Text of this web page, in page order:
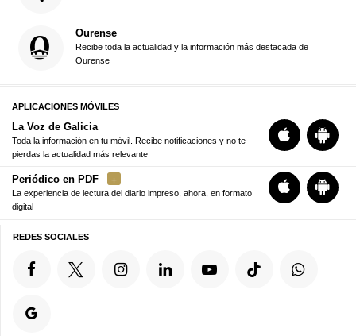
Ourense
Recibe toda la actualidad y la información más destacada de
Ourense
APLICACIONES MÓVILES
La Voz de Galicia
Toda la información en tu móvil. Recibe notificaciones y no te
pierdas la actualidad más relevante
Periódico en PDF
La experiencia de lectura del diario impreso, ahora, en formato
digital
REDES SOCIALES